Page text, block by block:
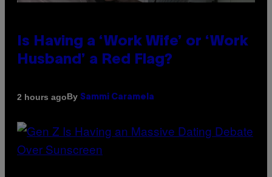
Is Having a ‘Work Wife’ or ‘Work
Husband’ a Red Flag?
2 hours agoBy Sammi Caramela